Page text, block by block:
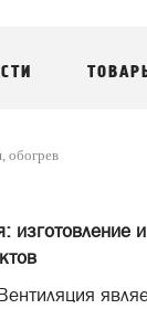
обогрев
изготовление